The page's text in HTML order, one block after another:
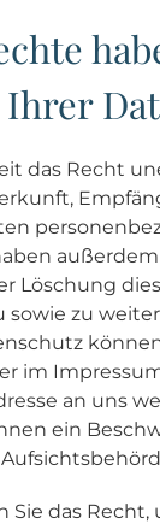
das Recht
Löschung
sowie zu
im
an uns
ein
Sie das Recht,